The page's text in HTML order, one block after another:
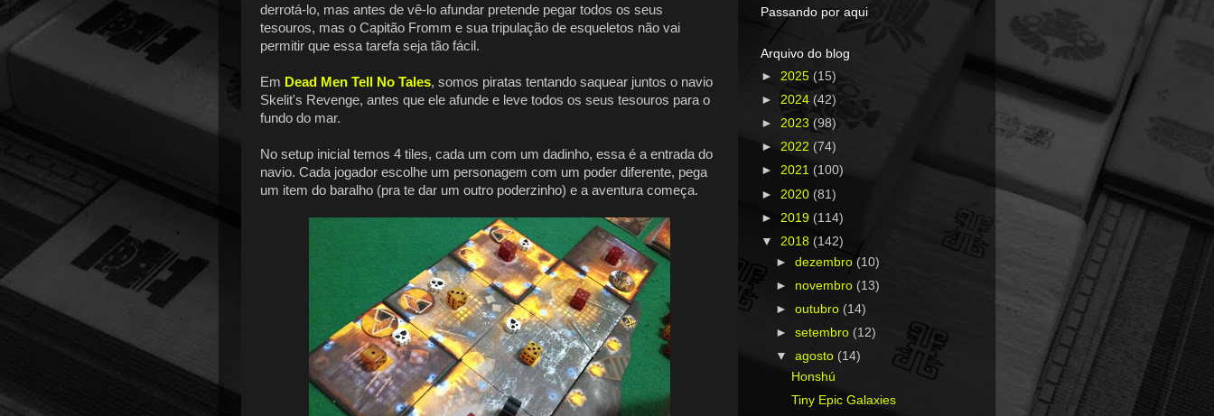
derrotá-lo, mas antes de vê-lo afundar pretende pegar todos os seus
tesouros, mas o Capitão Fromm e sua tripulação de esqueletos não vai
permitir que essa tarefa seja tão fácil.
Em Dead Men Tell No Tales, somos piratas tentando saquear juntos o navio
Skelit's Revenge, antes que ele afunde e leve todos os seus tesouros para o
fundo do mar.
No setup inicial temos 4 tiles, cada um com um dadinho, essa é a entrada do
navio. Cada jogador escolhe um personagem com um poder diferente, pega
um item do baralho (pra te dar um outro poderzinho) e a aventura começa.
Passando por aqui
Arquivo do blog
► 2025 (15)
► 2024 (42)
► 2023 (98)
► 2022 (74)
► 2021 (100)
► 2020 (81)
► 2019 (114)
▼ 2018 (142)
►dezembro(10)
► novembro (13)
►outubro (14)
►setembro (12)
▼agosto (14)
Honshú
Tiny Epic Galaxies